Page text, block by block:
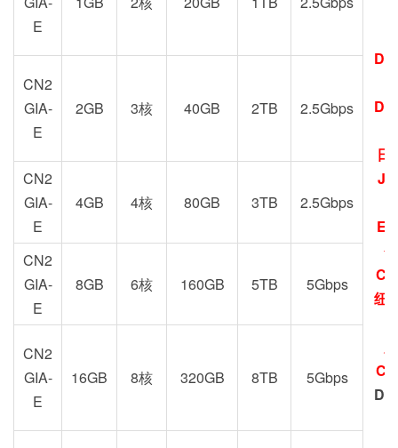
E
日
纽
CN2
GIA-
E
2GB 3核 40GB 2TB 2.5Gbps
CN2
GIA-
E
4GB 4核 80GB 3TB 2.5Gbps
CN2
GIA-
E
8GB 6核 160GB 5TB 5Gbps
CN2
GIA-
E
16GB 8核 320GB 8TB 5Gbps